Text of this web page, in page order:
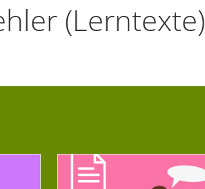
(Lerntexte)